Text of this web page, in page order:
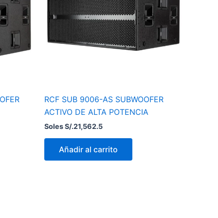
RCF SUB 9006-AS SUBWOOFER
ACTIVO DE ALTA POTENCIA
Soles S/.21,562.5
Añadir al carrito